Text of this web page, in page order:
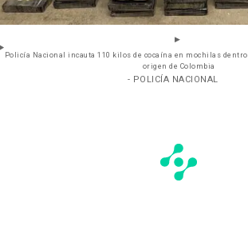
Policía Nacional incauta 110 kilos de cocaína en mochilas
origen de Colombia
- POLICÍA NACIONAL